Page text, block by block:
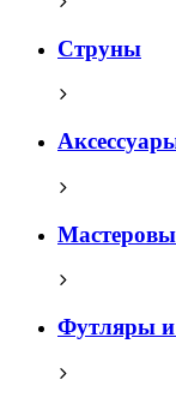
Струны
Футляры и